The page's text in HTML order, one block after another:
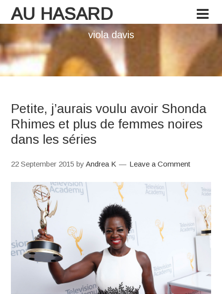
AU HASARD
viola davis
Petite, j’aurais voulu avoir Shonda
Rhimes et plus de femmes noires
dans les séries
22 September 2015 byAndrea K Leave a Comment